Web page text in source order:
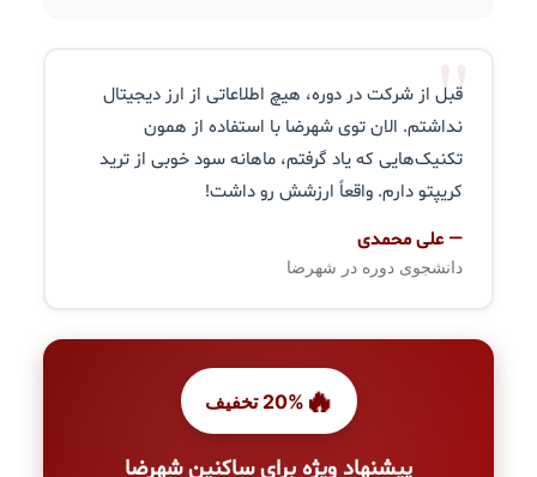
"
قبل از شرکت در دوره، هیچ اطلاعاتی از ارز دیجیتال
نداشتم. الان توی شهرضا با استفاده از همون
تکنیک‌هایی که یاد گرفتم، ماهانه سود خوبی از ترید
کریپتو دارم. واقعاً ارزشش رو داشت!
— علی محمدی
دانشجوی دوره در شهرضا
🔥 20% تخفیف
پیشنهاد ویژه برای ساکنین شهرضا